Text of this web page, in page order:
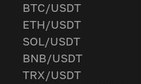
BTC/USDT
ETH/USDT
SOL/USDT
BNB/USDT
TRX/USDT